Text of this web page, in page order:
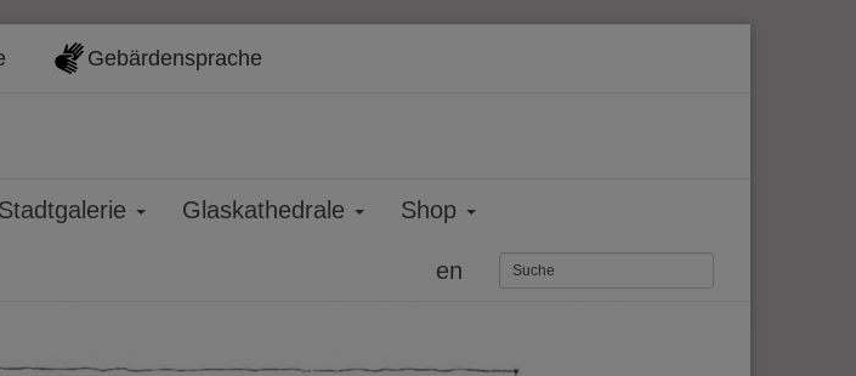
Gebärdensprache
Stadtgalerie Glaskathedrale Shop
en